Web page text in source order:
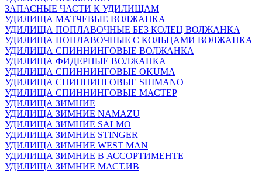
ЗАПАСНЫЕ ЧАСТИ К УДИЛИЩАМ
УДИЛИЩА МАТЧЕВЫЕ ВОЛЖАНКА
УДИЛИЩА ПОПЛАВОЧНЫЕ БЕЗ КОЛЕЦ ВОЛЖАНКА
УДИЛИЩА ПОПЛАВОЧНЫЕ С КОЛЬЦАМИ ВОЛЖАНКА
УДИЛИЩА СПИННИНГОВЫЕ ВОЛЖАНКА
УДИЛИЩА ФИДЕРНЫЕ ВОЛЖАНКА
УДИЛИЩА СПИННИНГОВЫЕ OKUMA
УДИЛИЩА СПИННИНГОВЫЕ SHIMANO
УДИЛИЩА СПИННИНГОВЫЕ МАСТЕР
УДИЛИЩА ЗИМНИЕ
УДИЛИЩА ЗИМНИЕ NAMAZU
УДИЛИЩА ЗИМНИЕ SALMO
УДИЛИЩА ЗИМНИЕ STINGER
УДИЛИЩА ЗИМНИЕ WEST MAN
УДИЛИЩА ЗИМНИЕ В АССОРТИМЕНТЕ
УДИЛИЩА ЗИМНИЕ МАСТ.ИВ